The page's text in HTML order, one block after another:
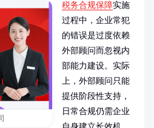
税务合规保障实施
过程中，企业常犯
的错误是过度依赖
外部顾问而忽视内
部能力建设。实际
上，外部顾问只能
提供阶段性支持，
日常合规仍需企业